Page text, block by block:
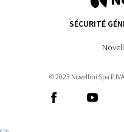
SÉCURITÉ
© 2023 Novellini Spa